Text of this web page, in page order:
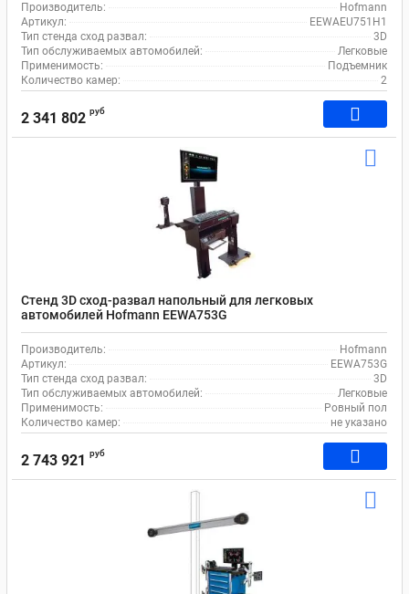
Производитель:
Hofmann
Артикул:
EEWAEU751H1
Тип стенда сход развал:
3D
Тип обслуживаемых автомобилей:
Легковые
Применимость:
Подъемник
Количество камер:
2
2 341 802 руб
Стенд 3D сход-развал напольный для легковых
автомобилей Hofmann EEWA753G
Производитель:
Hofmann
Артикул:
EEWA753G
Тип стенда сход развал:
3D
Тип обслуживаемых автомобилей:
Легковые
Применимость:
Ровный пол
Количество камер:
не указано
2 743 921 руб